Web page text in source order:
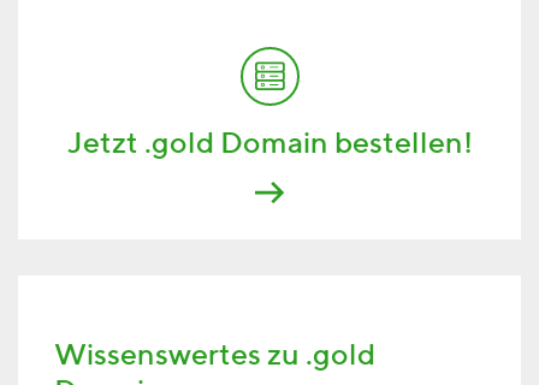
Jetzt .gold Domain bestellen!
Wissenswertes zu .gold